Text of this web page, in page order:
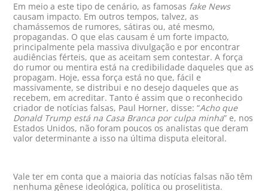
Em meio a este tipo de cenário, as famosas fake News
causam impacto. Em outros tempos, talvez, as
chamássemos de rumores, sátiras ou, até mesmo,
propagandas. O que elas causam é um forte impacto,
principalmente pela massiva divulgação e por encontrar
audiências férteis, que as aceitam sem contestar. A força
do rumor ou mentira está na credibilidade daqueles que as
propagam. Hoje, essa força está no que, fácil e
massivamente, se distribui e no desejo daqueles que as
recebem, em acreditar. Tanto é assim que o reconhecido
criador de notícias falsas, Paul Horner, disse: “Acho que
Donald Trump está na Casa Branca por culpa minha” e, nos
Estados Unidos, não foram poucos os analistas que deram
valor determinante a isso na última disputa eleitoral.
Vale ter em conta que a maioria das notícias falsas não têm
nenhuma gênese ideológica, política ou proselitista.